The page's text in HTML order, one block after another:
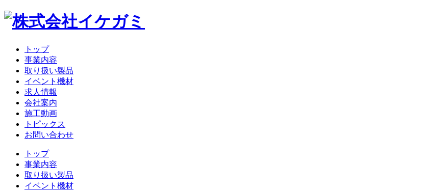
トップ
事業内容
取り扱い製品
イベント機材
求人情報
会社案内
施工動画
トピックス
お問い合わせ
トップ
事業内容
取り扱い製品
イベント機材